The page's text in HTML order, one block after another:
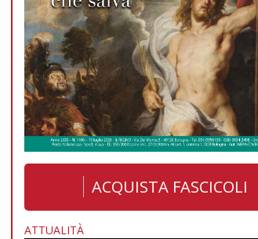
ACQUISTA FASCICOLI
ATTUALITÀ